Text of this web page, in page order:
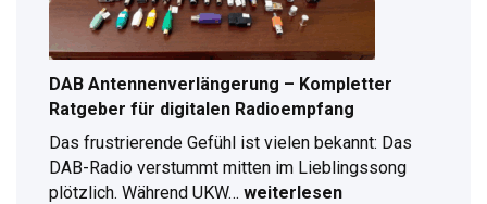
DAB Antennenverlängerung – Kompletter
Ratgeber für digitalen Radioempfang
Das frustrierende Gefühl ist vielen bekannt: Das
DAB-Radio verstummt mitten im Lieblingssong
plötzlich. Während UKW… weiterlesen